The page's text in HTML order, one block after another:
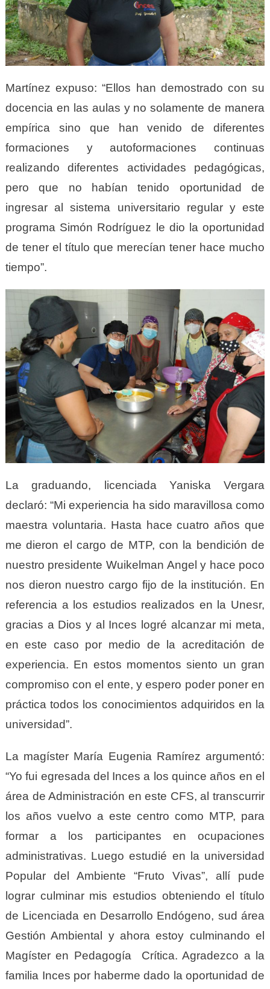
Martínez expuso: “Ellos han demostrado con su
docencia en las aulas y no solamente de manera
empírica sino que han venido de diferentes
formaciones y autoformaciones continuas
realizando diferentes actividades pedagógicas,
pero que no habían tenido oportunidad de
ingresar al sistema universitario regular y este
programa Simón Rodríguez le dio la oportunidad
de tener el título que merecían tener hace mucho
tiempo”.
La graduando, licenciada Yaniska Vergara
declaró: “Mi experiencia ha sido maravillosa como
maestra voluntaria. Hasta hace cuatro años que
me dieron el cargo de MTP, con la bendición de
nuestro presidente Wuikelman Angel y hace poco
nos dieron nuestro cargo fijo de la institución. En
referencia a los estudios realizados en la Unesr,
gracias a Dios y al Inces logré alcanzar mi meta,
en este caso por medio de la acreditación de
experiencia. En estos momentos siento un gran
compromiso con el ente, y espero poder poner en
práctica todos los conocimientos adquiridos en la
universidad”.
La magíster María Eugenia Ramírez argumentó:
“Yo fui egresada del Inces a los quince años en el
área de Administración en este CFS, al transcurrir
los años vuelvo a este centro como MTP, para
formar a los participantes en ocupaciones
administrativas. Luego estudié en la universidad
Popular del Ambiente “Fruto Vivas”, allí pude
lograr culminar mis estudios obteniendo el título
de Licenciada en Desarrollo Endógeno, sud área
Gestión Ambiental y ahora estoy culminando el
Magíster en Pedagogía Crítica. Agradezco a la
familia Inces por haberme dado la oportunidad de